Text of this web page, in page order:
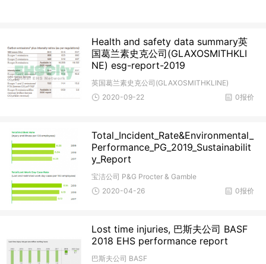
Health and safety data summary英
国葛兰素史克公司(GLAXOSMITHKLI
NE) esg-report-2019
英国葛兰素史克公司(GLAXOSMITHKLINE)
0报价
2020-09-22
Total_Incident_Rate&Environmental_
Performance_PG_2019_Sustainabilit
y_Report
宝洁公司 P&G Procter & Gamble
0报价
2020-04-26
Lost time injuries, 巴斯夫公司 BASF
2018 EHS performance report
巴斯夫公司 BASF